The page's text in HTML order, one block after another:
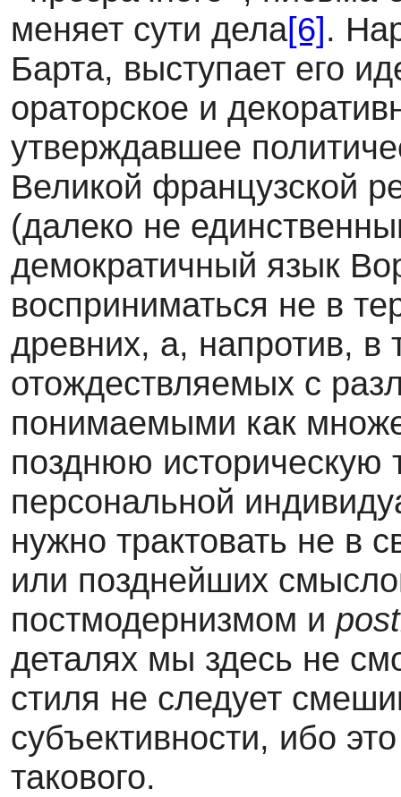
меняет сути дела[6].
Барта, выступает его
ораторское и
утверждавшее
Великой французской
(далеко не
демократичный язык
восприниматься не в
древних, а, напротив, в
отождествляемых с
понимаемыми как
позднюю историческую
персональной
нужно трактовать не в
или позднейших
постмодернизмом и
деталях мы здесь не
стиля не следует
субъективности, ибо
такового.